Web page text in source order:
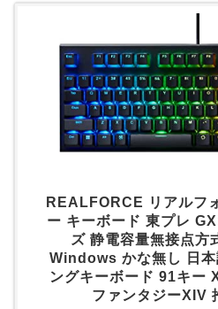
REALFORCE リアルフ
ー キーボード 東プレ
ズ 静電容量無接点方
Windows かな無し 日本
ングキーボード 91キー
ファンタジーXIV